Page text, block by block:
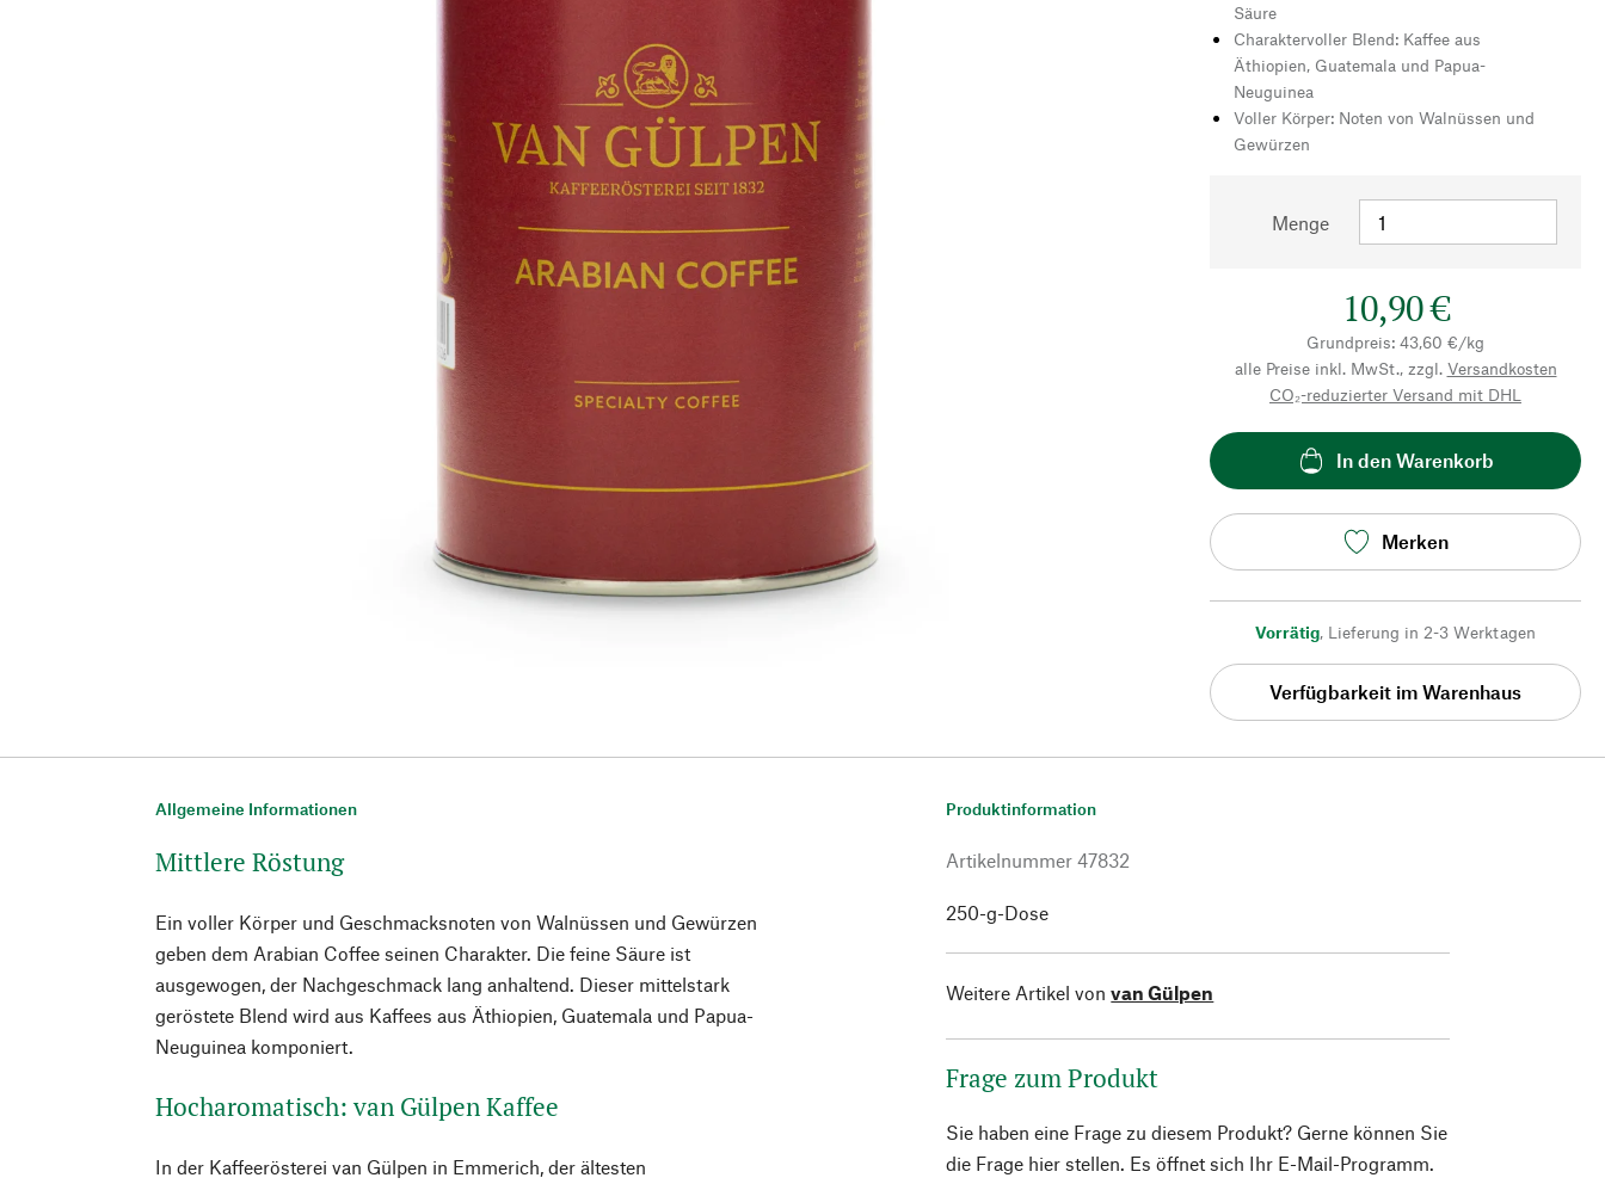
Säure
Charaktervoller Blend: Kaffee aus
Äthiopien, Guatemala und Papua-
Neuguinea
Voller Körper: Noten von Walnüssen und
Gewürzen
Menge
10,90 €
Grundpreis: 43,60 €/kg
alle Preise inkl. MwSt., zzgl. Versandkosten
CO₂-reduzierter Versand mit DHL
In den Warenkorb
Merken
Vorrätig, Lieferung in 2-3 Werktagen
Verfügbarkeit im Warenhaus
Allgemeine Informationen
Mittlere Röstung
Ein voller Körper und Geschmacksnoten von Walnüssen und Gewürzen
geben dem Arabian Coffee seinen Charakter. Die feine Säure ist
ausgewogen, der Nachgeschmack lang anhaltend. Dieser mittelstark
geröstete Blend wird aus Kaffees aus Äthiopien, Guatemala und Papua-
Neuguinea komponiert.
Hocharomatisch: van Gülpen Kaffee
In der Kaffeerösterei van Gülpen in Emmerich, der ältesten
Produktinformation
Artikelnummer 47832
250-g-Dose
Weitere Artikel von van Gülpen
Frage zum Produkt
Sie haben eine Frage zu diesem Produkt? Gerne können Sie
die Frage hier stellen. Es öffnet sich Ihr E-Mail-Programm.